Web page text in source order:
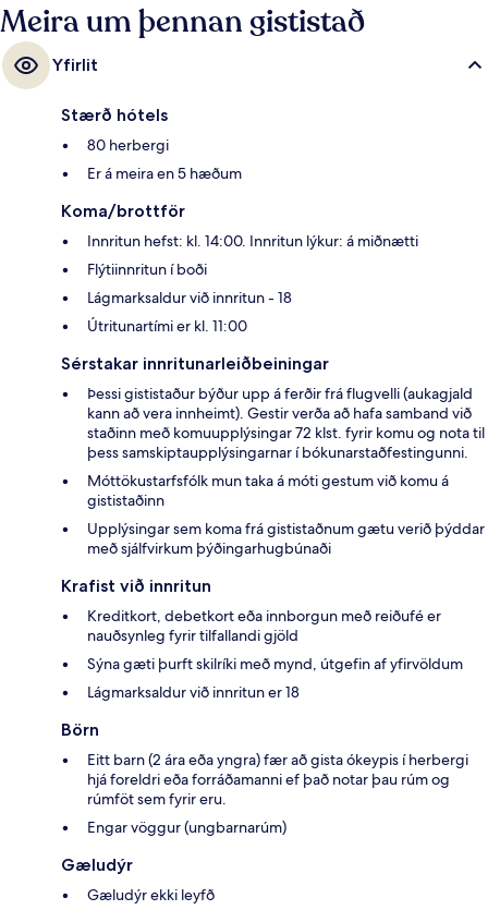
Meira um þennan gististað
Yfirlit
Stærð hótels
80 herbergi
Er á meira en 5 hæðum
Koma/brottför
Innritun hefst: kl. 14:00. Innritun lýkur: á miðnætti
Flýtiinnritun í boði
Lágmarksaldur við innritun - 18
Útritunartími er kl. 11:00
Sérstakar innritunarleiðbeiningar
Þessi gististaður býður upp á ferðir frá flugvelli (aukagjald
kann að vera innheimt). Gestir verða að hafa samband við
staðinn með komuupplýsingar 72 klst. fyrir komu og nota til
þess samskiptaupplýsingarnar í bókunarstaðfestingunni.
Móttökustarfsfólk mun taka á móti gestum við komu á
gististaðinn
Upplýsingar sem koma frá gististaðnum gætu verið þýddar
með sjálfvirkum þýðingarhugbúnaði
Krafist við innritun
Kreditkort, debetkort eða innborgun með reiðufé er
nauðsynleg fyrir tilfallandi gjöld
Sýna gæti þurft skilríki með mynd, útgefin af yfirvöldum
Lágmarksaldur við innritun er 18
Börn
Eitt barn (2 ára eða yngra) fær að gista ókeypis í herbergi
hjá foreldri eða forráðamanni ef það notar þau rúm og
rúmföt sem fyrir eru.
Engar vöggur (ungbarnarúm)
Gæludýr
Gæludýr ekki leyfð